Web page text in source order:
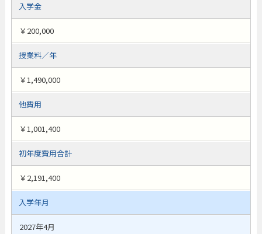
入学金
￥200,000
授業料／年
￥1,490,000
他費用
￥1,001,400
初年度費用合計
￥2,191,400
入学年月
2027年4月